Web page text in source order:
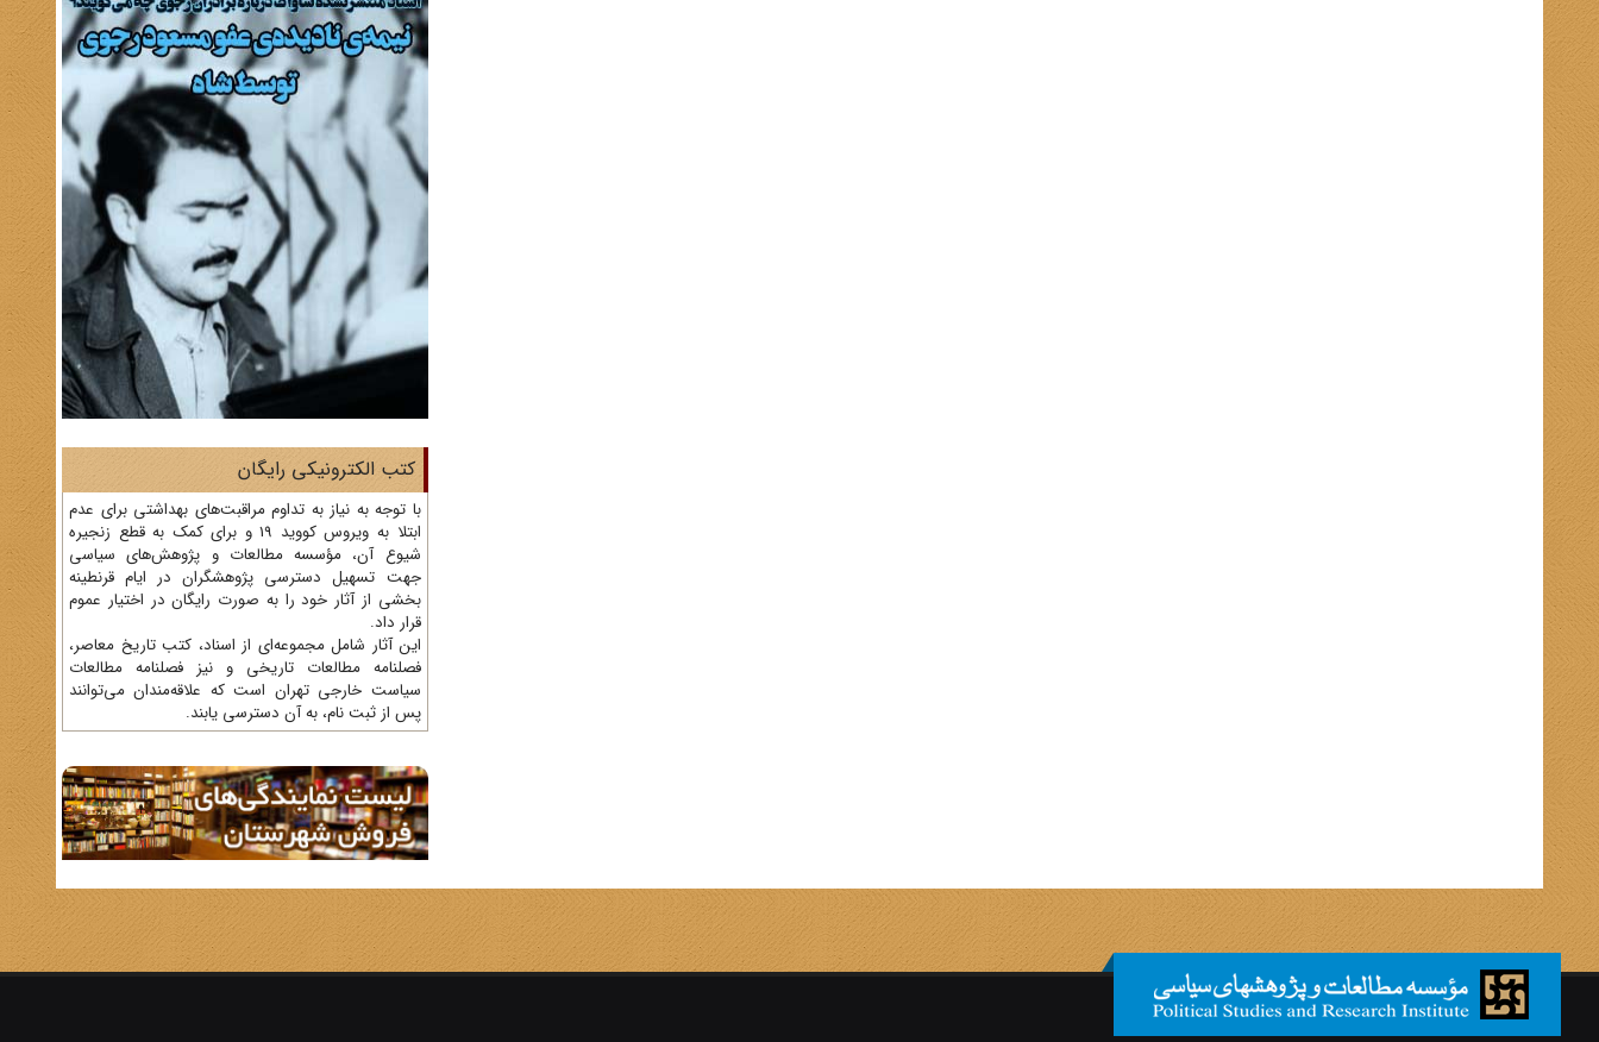
کتب الکترونیکی رایگان
با توجه به نیاز به تداوم مراقبت‌های بهداشتی برای عدم
ابتلا به ویروس کووید 19 و برای کمک به قطع زنجیره
شیوع آن، مؤسسه مطالعات و پژوهش‌های سیاسی
جهت تسهیل دسترسی پژوهشگران در ایام قرنطینه
بخشی از آثار خود را به صورت رایگان در اختیار عموم
قرار داد.
این آثار شامل مجموعه‌ای از اسناد، کتب تاریخ معاصر،
فصلنامه‌ مطالعات تاریخی و نیز فصلنامه مطالعات
سیاست خارجی تهران است که علاقه‌مندان می‌توانند
پس از ثبت نام، به آن دسترسی یابند.